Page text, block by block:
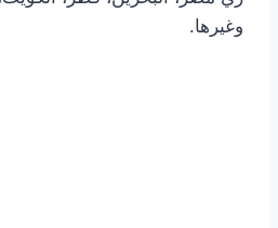
وغيرها.